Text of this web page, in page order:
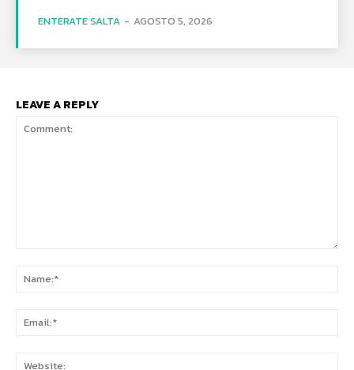
ENTERATE SALTA - AGOSTO 5, 2026
LEAVE A REPLY